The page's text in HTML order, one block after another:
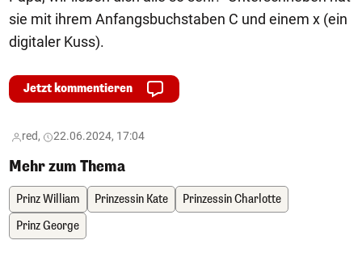
sie mit ihrem Anfangsbuchstaben C und einem x (ein
digitaler Kuss).
Jetzt kommentieren
red, 22.06.2024, 17:04
Mehr zum Thema
Prinz William Prinzessin Kate
Prinzessin Charlotte
Prinz George